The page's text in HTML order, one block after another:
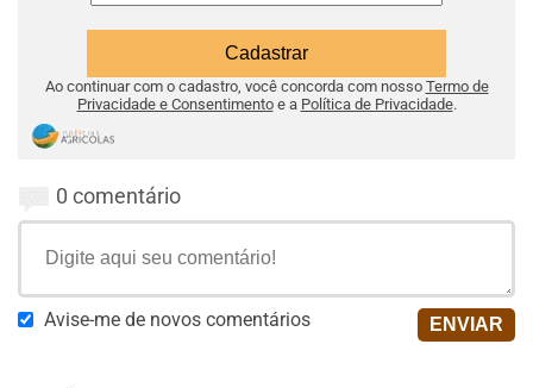
Ao continuar com o cadastro, você concorda com nosso Termo de
Privacidade e Consentimentoe a Política de Privacidade.
0 comentário
Avise-me de novos comentários